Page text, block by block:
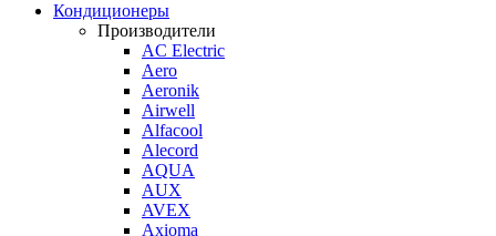
Кондиционеры
Производители
AC Electric
Aero
Aeronik
Airwell
Alfacool
Alecord
AQUA
AUX
AVEX
Axioma